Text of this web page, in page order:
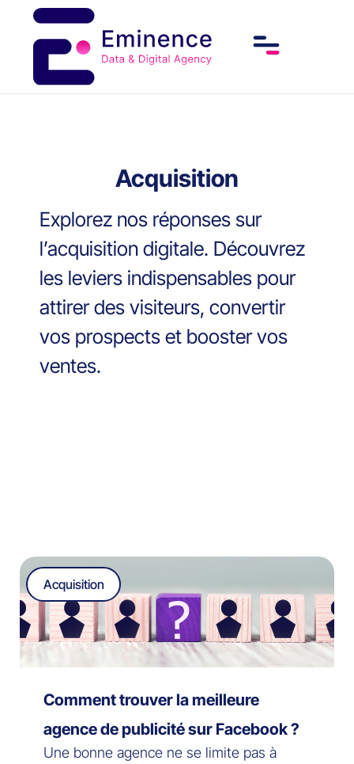
Acquisition
Explorez nos réponses sur
l’acquisition digitale. Découvrez
les leviers indispensables pour
attirer des visiteurs, convertir
vos prospects et booster vos
ventes.
Acquisition
Comment trouver la meilleure
agence de publicité sur Facebook ?
Une bonne agence ne se limite pas à